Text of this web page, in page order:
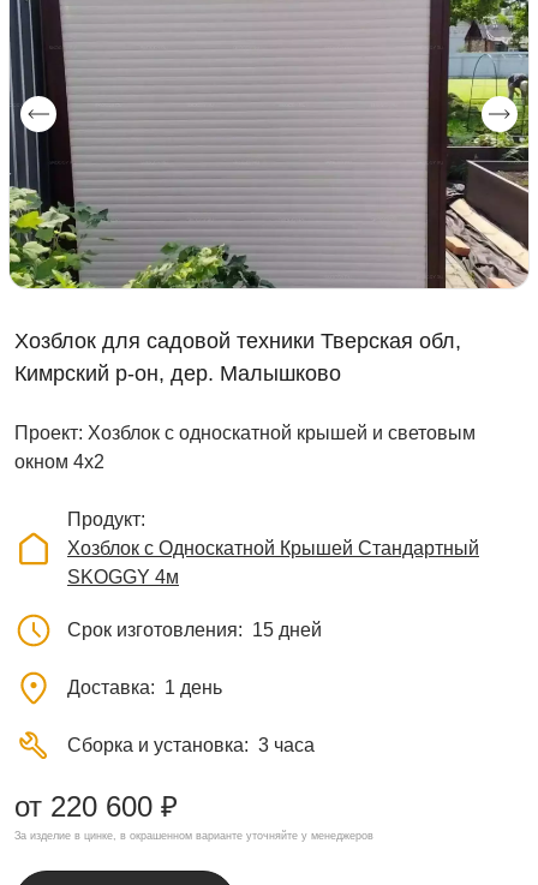
Хозблок для садовой техники Тверская обл,
Кимрский р-он, дер. Малышково
Проект: Хозблок с односкатной крышей и световым
окном 4х2
Продукт
Хозблок с Односкатной Крышей Стандартный
SKOGGY 4м
Срок изготовления 15 дней
Доставка 1 день
Сборка и установка 3 часа
от 220 600 ₽
За изделие в цинке, в окрашенном варианте уточняйте у менеджеров